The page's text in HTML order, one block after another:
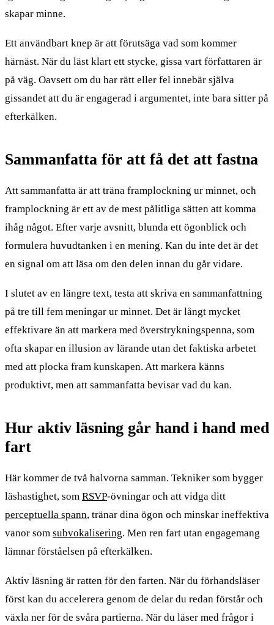
skapar minne.
Ett användbart knep är att förutsäga vad som kommer
härnäst. När du läst klart ett stycke, gissa vart författaren är
på väg. Oavsett om du har rätt eller fel innebär själva
gissandet att du är engagerad i argumentet, inte bara sitter på
efterkälken.
Sammanfatta för att få det att fastna
Att sammanfatta är att träna framplockning ur minnet, och
framplockning är ett av de mest pålitliga sätten att komma
ihåg något. Efter varje avsnitt, blunda ett ögonblick och
formulera huvudtanken i en mening. Kan du inte det är det
en signal om att läsa om den delen innan du går vidare.
I slutet av en längre text, testa att skriva en sammanfattning
på tre till fem meningar ur minnet. Det är långt mycket
effektivare än att markera med överstrykningspenna, som
ofta skapar en illusion av lärande utan det faktiska arbetet
med att plocka fram kunskapen. Att markera känns
produktivt, men att sammanfatta bevisar vad du kan.
Hur aktiv läsning går hand i hand med
fart
Här kommer de två halvorna samman. Tekniker som bygger
läshastighet, som RSVP-övningar och att vidga ditt
perceptuella spann, tränar dina ögon och minskar ineffektiva
vanor som subvokalisering. Men ren fart utan engagemang
lämnar förståelsen på efterkälken.
Aktiv läsning är ratten för den farten. När du förhandsläser
först kan du accelerera genom de delar du redan förstår och
växla ner för de svåra partierna. När du läser med frågor i